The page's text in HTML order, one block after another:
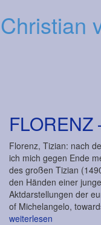
Christian
FLORENZ
Florenz, Tizian: nach
ich mich gegen Ende
des großen Tizian
den Händen einer
Aktdarstellungen der
of Michelangelo,
weiterlesen